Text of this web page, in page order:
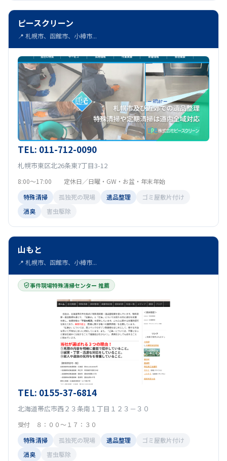
ピースクリーン
📍 札幌市、函館市、小樽市...
TEL: 011-712-0090
札幌市東区北26条東7丁目3-12
8:00～17:00 定休日／日曜・GW・お盆・年末年始
特殊清掃
孤独死の現場 遺品整理
ゴミ屋敷片付け
消臭
害虫駆除
山もと
📍 札幌市、函館市、小樽市...
事件現場特殊清掃センター 推薦
TEL: 0155-37-6814
北海道帯広市西２３条南１丁目１２３－３０
受付 ８：００～１７：３０
特殊清掃
孤独死の現場 遺品整理
ゴミ屋敷片付け
消臭
害虫駆除